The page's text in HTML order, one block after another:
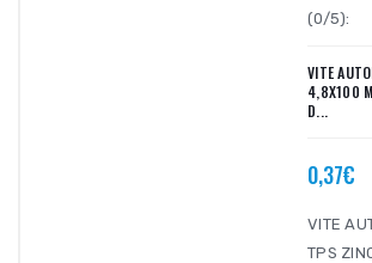
(0/5):
VITE
4,8X100
D...
0,37€
VITE
TPS